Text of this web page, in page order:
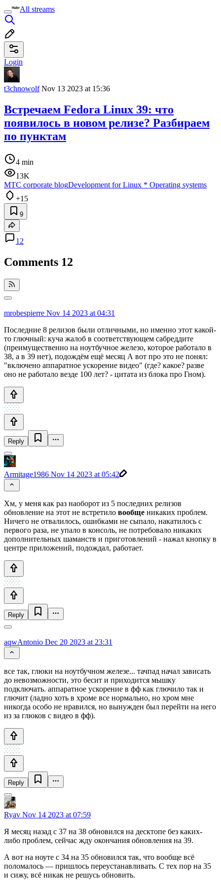
All streams
Login
t3chnowolfNov 13 2023 at 15:36
Встречаем Fedora Linux 39: что
появилось в новом релизе? Разбираем
по пунктам
4 min
13K
МТС corporate blogDevelopment for Linux * Operating systems
+15
9
12
Comments 12
mrobespierre Nov 14 2023 at 04:31
Последние 8 релизов были отличными, но именно этот какой-
то глючный: куча жалоб в соответствующем сабреддите
(преимущественно на ноутбучное железо, которое работало в
38, а в 39 нет), подождём ещё месяц А вот про это не понял:
"включено аппаратное ускорение видео" (где? какое? разве
оно не работало везде 100 лет? - цитата из блока про Гном).
Reply
Armitage1986 Nov 14 2023 at 05:42
Хм, у меня как раз наоборот из 5 последних релизов
обновление на этот не встретило вообще никаких проблем.
Ничего не отвалилось, ошибками не сыпало, накатилось с
первого раза, не упало в консоль, не потребовало никаких
дополнительных шаманств и приготовлений - нажал кнопку в
центре приложений, подождал, работает.
Reply
aqwAntonio Dec 20 2023 at 23:31
все так, глюки на ноутбучном железе... тачпад начал зависать
до невозможности, это бесит и приходится мышку
подключать. аппаратное ускорение в фф как глючило так и
глючит (ладно хоть в хроме все нормально, но хром мне
никогда особо не нравился, но вынужден был перейти на него
из за глюков с видео в фф).
Reply
Ryav Nov 14 2023 at 07:59
Я месяц назад с 37 на 38 обновился на десктопе без каких-
либо проблем, сейчас жду окончания обновления на 39.
А вот на ноуте с 34 на 35 обновился так, что вообще всё
поломалось — пришлось переустанавливать. С тех пор на 35
и сижу, всё никак не решусь обновить.